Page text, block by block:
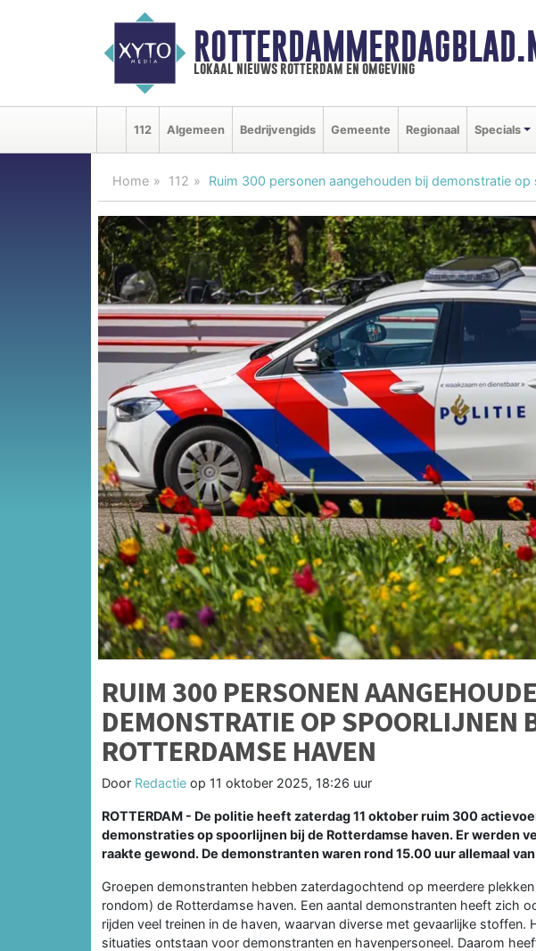
lokaal nieuws rotterdam en omgeving
112 Algemeen Bedrijvengids Gemeente Regionaal Specials
Home 112 Ruim 300 personen aangehouden bij demonstratie
RUIM 300 PERSONEN
DEMONSTRATIE OP SPOORLIJNEN
ROTTERDAMSE HAVEN
Door Redactie op 11 oktober 2025, 18:26 uur
ROTTERDAM - De politie heeft zaterdag 11 oktober ruim 300
demonstraties op spoorlijnen bij de Rotterdamse haven. Er werden
raakte gewond. De demonstranten waren rond 15.00 uur allemaal
Groepen demonstranten hebben zaterdagochtend op meerdere
rondom) de Rotterdamse haven. Een aantal demonstranten heeft zich
rijden veel treinen in de haven, waarvan diverse met gevaarlijke stoffen.
situaties ontstaan voor demonstranten en havenpersoneel. Daarom